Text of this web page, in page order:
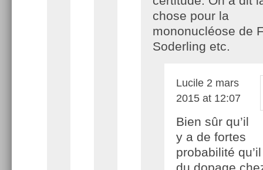
chose pour la
mononucléose de
Soderling etc.
Lucile 2 mars
2015 at 12:07
Bien sûr qu’il
y a de fortes
probabilité